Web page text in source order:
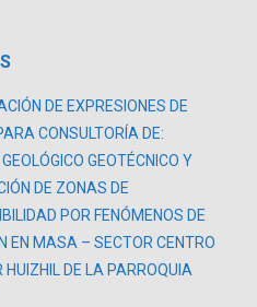
DE EXPRESIONES DE
CONSULTORÍA DE:
GEOTÉCNICO Y
DE ZONAS DE
POR FENÓMENOS DE
EN MASA – SECTOR CENTRO
HUIZHIL DE LA PARROQUIA